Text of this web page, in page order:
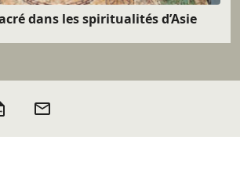
dans les spiritualités d’Asie
Version PDF